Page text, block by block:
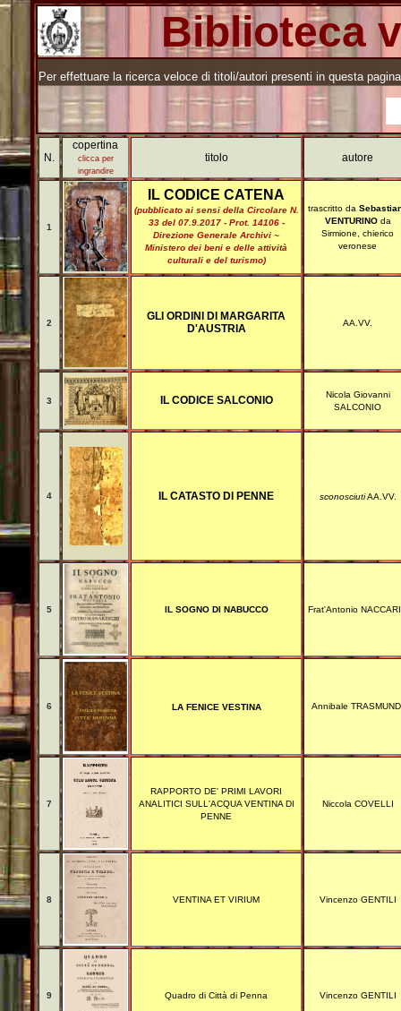
Biblioteca
Per effettuare la ricerca veloce di titoli/autori presenti in questa
N.
copertina
clicca per
ingrandire
titolo autore
1
IL CODICE CATENA
(pubblicato ai sensi della Circolare N.
33 del 07.9.2017 - Prot. 14106 -
Direzione Generale Archivi ~
Ministero dei beni e delle attività
culturali e del turismo)
trascritto da
VENTURINOda
Sirmione, chierico
veronese
2
GLI ORDINI DI MARGARITA
D'AUSTRIA
AA.VV.
3 IL CODICE SALCONIO
Nicola Giovanni
SALCONIO
4 IL CATASTO DI PENNE sconosciutiAA.VV.
5 IL SOGNO DI NABUCCO Frat'Antonio
6 LA FENICE VESTINA Annibale
7
RAPPORTO DE' PRIMI LAVORI
ANALITICI SULL'ACQUA VENTINA DI
PENNE
Niccola COVELLI
8 VENTINA ET VIRIUM Vincenzo GENTILI
9 Quadro di Città di Penna Vincenzo GENTILI